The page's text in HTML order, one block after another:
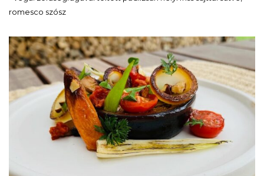
romesco szósz